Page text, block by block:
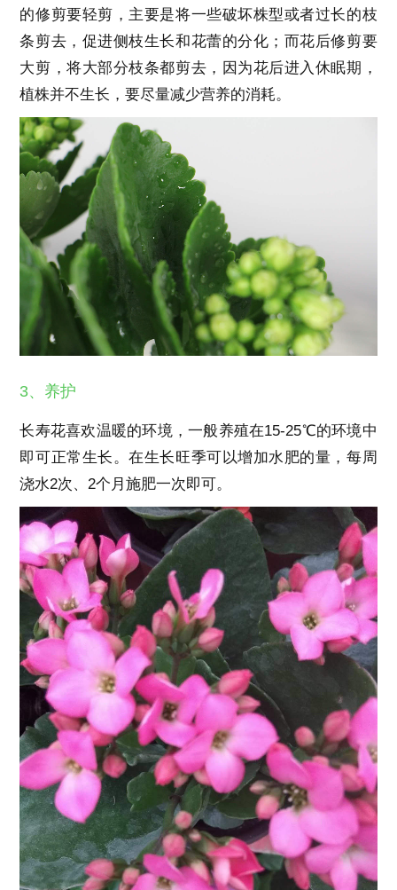
的修剪要轻剪，主要是将一些破坏株型或者过长的枝
条剪去，促进侧枝生长和花蕾的分化；而花后修剪要
大剪，将大部分枝条都剪去，因为花后进入休眠期，
植株并不生长，要尽量减少营养的消耗。
3、养护
长寿花喜欢温暖的环境，一般养殖在15-25℃的环境中
即可正常生长。在生长旺季可以增加水肥的量，每周
浇水2次、2个月施肥一次即可。